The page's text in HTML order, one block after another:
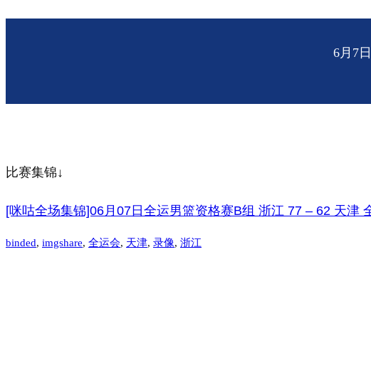
6月7
比赛集锦↓
[咪咕全场集锦]06月07日全运男篮资格赛B组 浙江 77 – 62 天津
binded, imgshare, 全运会, 天津, 录像, 浙江